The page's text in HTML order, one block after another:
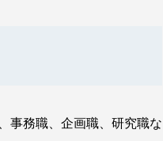
事務職、企画職、研究職な